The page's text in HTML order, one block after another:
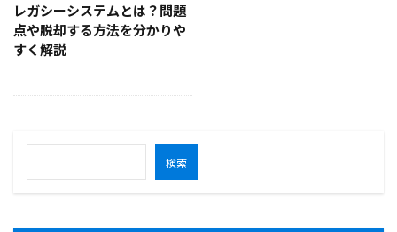
レガシーシステムとは？問題
点や脱却する方法を分かりや
すく解説
検索